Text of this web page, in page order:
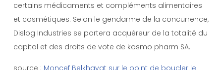
certains médicaments et compléments alimentaires
et cosmétiques. Selon le gendarme de la concurrence,
Dislog Industries se portera acquéreur de la totalité du
capital et des droits de vote de kosmo pharm SA.
source : Moncef Belkhayat sur le point de boucler le